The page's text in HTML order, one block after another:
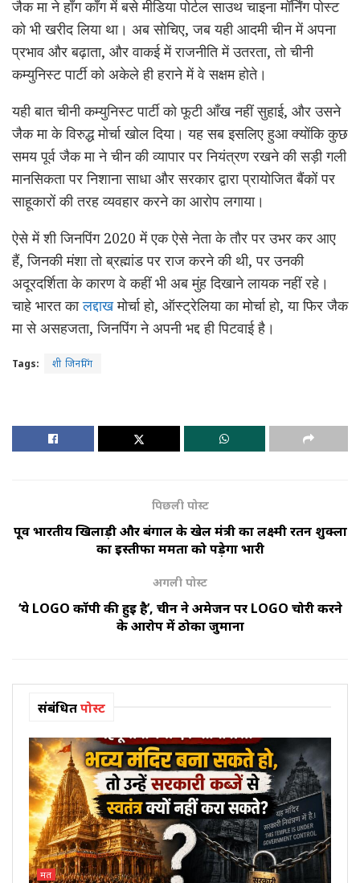
जैक मा ने हाँग काँग में बसे मीडिया पोर्टल साउथ चाइना मॉर्निंग पोस्ट
को भी खरीद लिया था। अब सोचिए, जब यही आदमी चीन में अपना
प्रभाव और बढ़ाता, और वाकई में राजनीति में उतरता, तो चीनी
कम्युनिस्ट पार्टी को अकेले ही हराने में वे सक्षम होते।
यही बात चीनी कम्युनिस्ट पार्टी को फूटी आँख नहीं सुहाई, और उसने
जैक मा के विरुद्ध मोर्चा खोल दिया। यह सब इसलिए हुआ क्योंकि कुछ
समय पूर्व जैक मा ने चीन की व्यापार पर नियंत्रण रखने की सड़ी गली
मानसिकता पर निशाना साधा और सरकार द्वारा प्रायोजित बैंकों पर
साहूकारों की तरह व्यवहार करने का आरोप लगाया।
ऐसे में शी जिनपिंग 2020 में एक ऐसे नेता के तौर पर उभर कर आए
हैं, जिनकी मंशा तो ब्रह्मांड पर राज करने की थी, पर उनकी
अदूरदर्शिता के कारण वे कहीं भी अब मुंह दिखाने लायक नहीं रहे।
चाहे भारत कालद्दाखमोर्चा हो, ऑस्ट्रेलिया का मोर्चा हो, या फिर जैक
मा से असहजता, जिनपिंग ने अपनी भद्द ही पिटवाई है।
Tags: शी जिनपिंग
पिछली पोस्ट
पूर्व भारतीय खिलाड़ी और बंगाल के खेल मंत्री का लक्ष्मी रतन शुक्ला
का इस्तीफा ममता को पड़ेगा भारी
अगली पोस्ट
‘ये LOGO कॉपी की हुई है’, चीन ने अमेजन पर LOGO चोरी करने
के आरोप में ठोका जुर्माना
संबंधितपोस्ट
मत